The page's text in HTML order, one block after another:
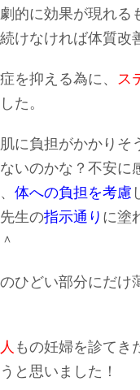
的に効果が現れる
けなければ体質改
を抑える為に、
ス
た。
に負担がかかりそ
いのかな？不安に
体への負担を考慮
生の指示通り に塗
ひどい部分にだけ
もの妊婦を診てき
と思いました！